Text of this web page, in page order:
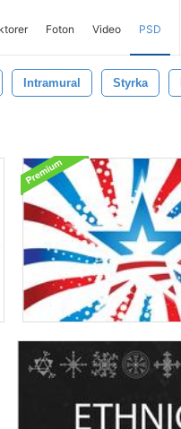
Foton Video PSD
Intramural Styrka